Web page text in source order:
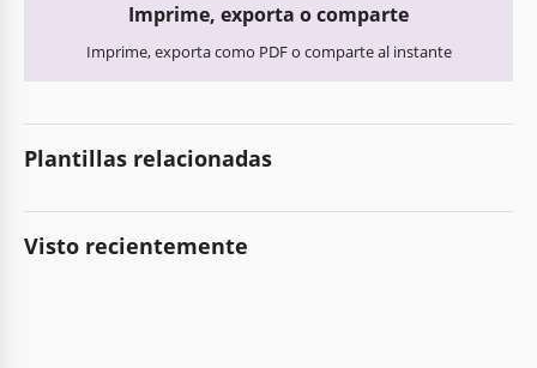
Imprime, exporta o comparte
Imprime, exporta como PDF o comparte al instante
Plantillas relacionadas
Visto recientemente